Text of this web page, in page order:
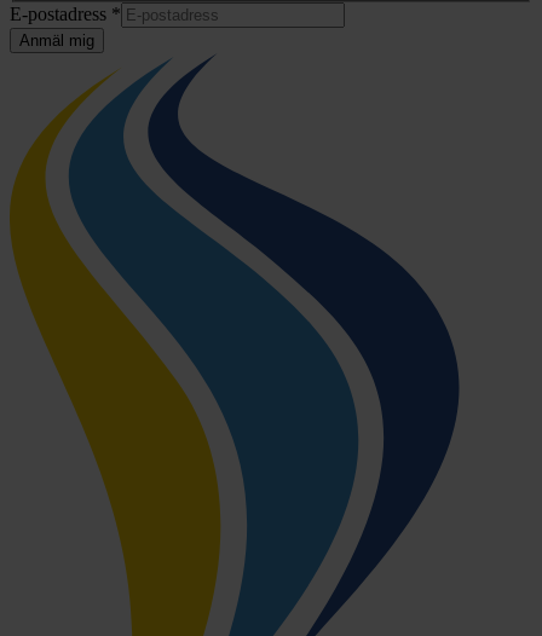
E-postadress *
Anmäl mig